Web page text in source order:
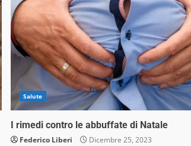
Salute
I rimedi contro le abbuffate di Natale
Federico Liberi Dicembre 25, 2023